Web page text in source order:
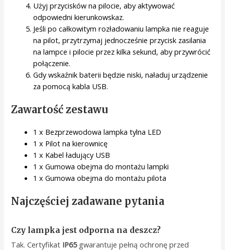
Użyj przycisków na pilocie, aby aktywować
odpowiedni kierunkowskaz.
Jeśli po całkowitym rozładowaniu lampka nie reaguje
na pilot, przytrzymaj jednocześnie przycisk zasilania
na lampce i pilocie przez kilka sekund, aby przywrócić
połączenie.
Gdy wskaźnik baterii będzie niski, naładuj urządzenie
za pomocą kabla USB.
Zawartość zestawu
1 x Bezprzewodowa lampka tylna LED
1 x Pilot na kierownicę
1 x Kabel ładujący USB
1 x Gumowa obejma do montażu lampki
1 x Gumowa obejma do montażu pilota
Najczęściej zadawane pytania
Czy lampka jest odporna na deszcz?
Tak. Certyfikat IP65gwarantuje pełną ochronę przed